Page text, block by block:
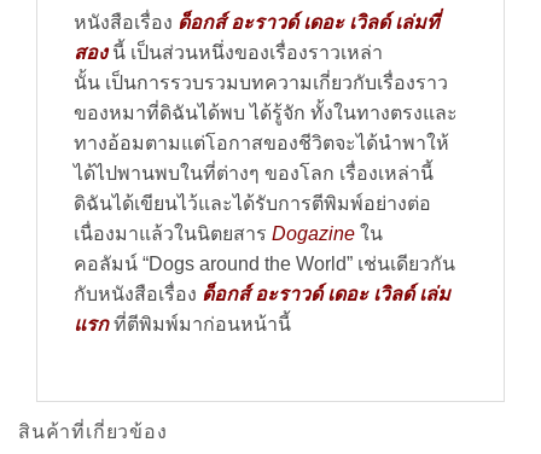
หนังสือเรื่อง ด็อกส์ อะราวด์ เดอะ เวิลด์ เล่มที่
สองนี้ เป็นส่วนหนึ่งของเรื่องราวเหล่า
นั้น เป็นการรวบรวมบทความเกี่ยวกับเรื่องราว
ของหมาที่ดิฉันได้พบ ได้รู้จัก ทั้งในทางตรงและ
ทางอ้อมตามแต่โอกาสของชีวิตจะได้นำพาให้
ได้ไปพานพบในที่ต่างๆ ของโลก เรื่องเหล่านี้
ดิฉันได้เขียนไว้และได้รับการตีพิมพ์อย่างต่อ
เนื่องมาแล้วในนิตยสาร Dogazine ใน
คอลัมน์ “Dogs around the World” เช่นเดียวกัน
กับหนังสือเรื่อง ด็อกส์ อะราวด์ เดอะ เวิลด์ เล่ม
แรกที่ตีพิมพ์มาก่อนหน้านี้
สินค้าที่เกี่ยวข้อง